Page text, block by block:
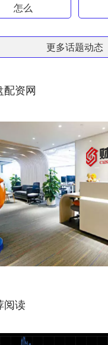
怎么
更多话题动态
配资网
阅读